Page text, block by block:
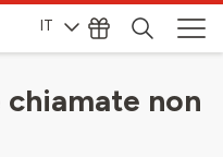
IT
non